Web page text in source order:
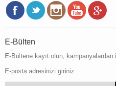
E-Bülten
E-Bültene kayıt olun,
E-posta adresinizi giriniz